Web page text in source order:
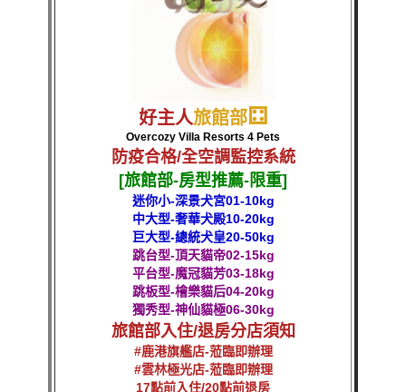
好主人旅館部⚃
Overcozy Villa Resorts 4 Pets
防疫合格/全空調監控系統
[旅館部-房型推薦-限重]
迷你小-深景犬宮01-10kg
中大型-奢華犬殿10-20kg
巨大型-總統犬皇20-50kg
跳台型-頂天貓帝02-15kg
平台型-魔冠貓芳03-18kg
跳板型-檜樂貓后04-20kg
獨秀型-神仙貓極06-30kg
旅館部入住/退房分店須知
#鹿港旗艦店-蒞臨即辦理
#雲林極光店-蒞臨即辦理
17點前入住/20點前退房